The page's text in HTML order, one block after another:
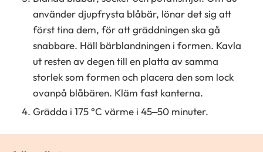
använder djupfrysta blåbär, lönar det sig att
först tina dem, för att gräddningen ska gå
snabbare. Häll bärblandningen i formen. Kavla
ut resten av degen till en platta av samma
storlek som formen och placera den som lock
ovanpå blåbären. Kläm fast kanterna.
Grädda i 175 °C värme i 45–50 minuter.